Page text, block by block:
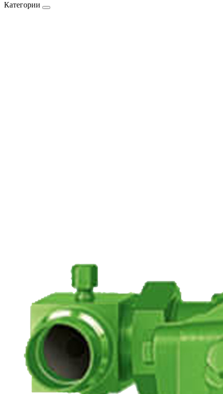
Категории